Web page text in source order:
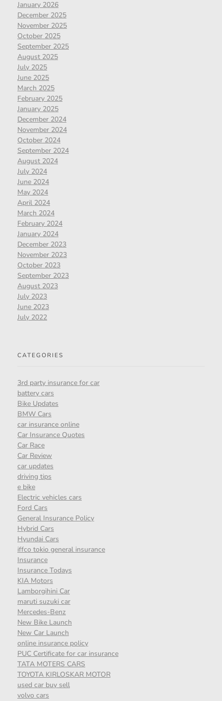
January 2026
December 2025
November 2025
October 2025
September 2025
August 2025
July 2025
June 2025
March 2025
February 2025
January 2025
December 2024
November 2024
October 2024
September 2024
August 2024
July 2024
June 2024
May 2024
April 2024
March 2024
February 2024
January 2024
December 2023
November 2023
October 2023
September 2023
August 2023
July 2023
June 2023
July 2022
CATEGORIES
3rd party insurance for car
battery cars
Bike Updates
BMW Cars
car insurance online
Car Insurance Quotes
Car Race
Car Review
car updates
driving tips
e bike
Electric vehicles cars
Ford Cars
General Insurance Policy
Hybrid Cars
Hyundai Cars
iffco tokio general insurance
Insurance
Insurance Todays
KIA Motors
Lamborgihini Car
maruti suzuki car
Mercedes-Benz
New Bike Launch
New Car Launch
online insurance policy
PUC Certificate for car insurance
TATA MOTERS CARS
TOYOTA KIRLOSKAR MOTOR
used car buy sell
volvo cars